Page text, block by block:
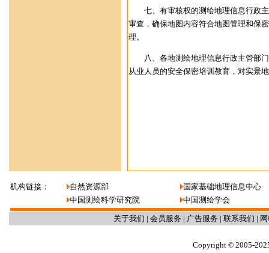
七、有审核权的测绘地理信息行政
审查，确保地图内容符合地图管理和保
理。
八、各地测绘地理信息行政主管部
从业人员的安全保密培训教育，对实景
机构链接： 自然资源部
国家基础地理信息中心
中国测绘科学研究院
中国测绘学会
关于我们 | 会员服务 | 广告服务 | 联系我们 |
Copyright © 2005-